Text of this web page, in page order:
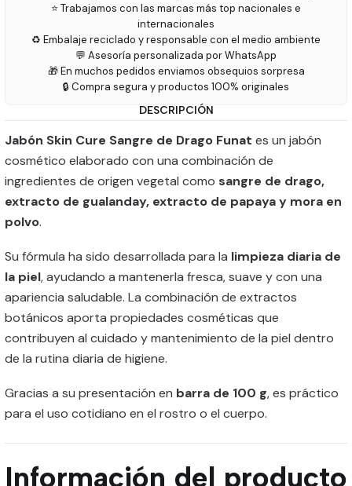
⭐ Trabajamos con las marcas más top nacionales e
internacionales
♻️ Embalaje reciclado y responsable con el medio ambiente
💬 Asesoría personalizada por WhatsApp
🎁 En muchos pedidos enviamos obsequios sorpresa
🔒 Compra segura y productos 100% originales
DESCRIPCIÓN
Jabón Skin Cure Sangre de Drago Funat es un jabón
cosmético elaborado con una combinación de
ingredientes de origen vegetal como sangre de drago,
extracto de gualanday, extracto de papaya y mora en
polvo.
Su fórmula ha sido desarrollada para la limpieza diaria de
la piel, ayudando a mantenerla fresca, suave y con una
apariencia saludable. La combinación de extractos
botánicos aporta propiedades cosméticas que
contribuyen al cuidado y mantenimiento de la piel dentro
de la rutina diaria de higiene.
Gracias a su presentación en barra de 100 g, es práctico
para el uso cotidiano en el rostro o el cuerpo.
Información del producto